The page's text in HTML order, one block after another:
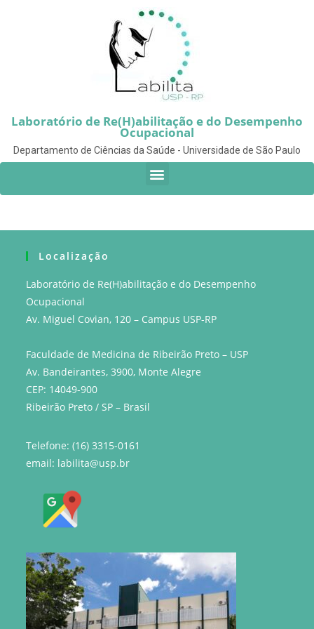
Laboratório de Re(H)abilitação e do Desempenho
Ocupacional
Departamento de Ciências da Saúde - Universidade de São Paulo
Localização
Laboratório de Re(H)abilitação e do Desempenho
Ocupacional
Av. Miguel Covian, 120 – Campus USP-RP
Faculdade de Medicina de Ribeirão Preto – USP
Av. Bandeirantes, 3900, Monte Alegre
CEP: 14049-900
Ribeirão Preto / SP – Brasil
Telefone: (16) 3315-0161
email: labilita@usp.br